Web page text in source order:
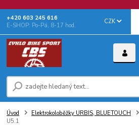
CZK
+‭420 603 245 616‬
E-SHOP: Po-Pá, 8-17 hod.
Úvod Elektrokoloběžky URBIS, BLUETOUCH
U5.1